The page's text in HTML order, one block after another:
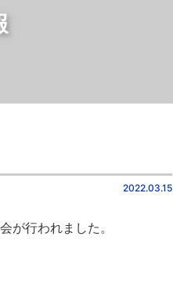
2022.03.15
が行われました。